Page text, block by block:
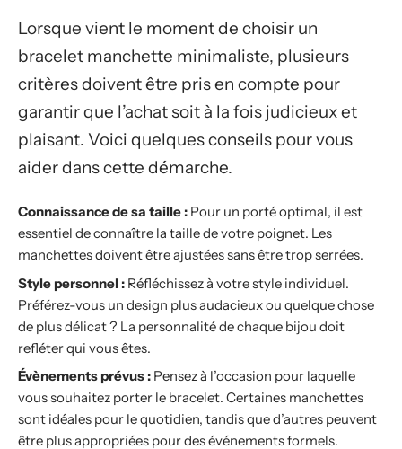
Lorsque vient le moment de choisir un
bracelet manchette minimaliste, plusieurs
critères doivent être pris en compte pour
garantir que l’achat soit à la fois judicieux et
plaisant. Voici quelques conseils pour vous
aider dans cette démarche.
Connaissance de sa taille : Pour un porté optimal, il est
essentiel de connaître la taille de votre poignet. Les
manchettes doivent être ajustées sans être trop serrées.
Style personnel : Réfléchissez à votre style individuel.
Préférez-vous un design plus audacieux ou quelque chose
de plus délicat ? La personnalité de chaque bijou doit
refléter qui vous êtes.
Évènements prévus : Pensez à l’occasion pour laquelle
vous souhaitez porter le bracelet. Certaines manchettes
sont idéales pour le quotidien, tandis que d’autres peuvent
être plus appropriées pour des événements formels.